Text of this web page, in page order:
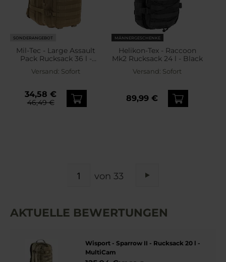
SONDERANGEBOT
Mil-Tec - Large Assault
Pack Rucksack 36 l -
Coyote Brown
Versand: Sofort
34,58 €
46,49 €
MÄNNERGESCHENKE
Helikon-Tex - Raccoon
Mk2 Rucksack 24 l - Black
Versand: Sofort
89,99 €
von 33
AKTUELLE BEWERTUNGEN
Wisport - Sparrow II - Rucksack 20 l -
MultiCam